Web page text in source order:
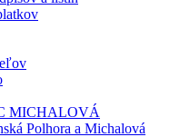
MICHALOVÁ
Polhora a Michalová